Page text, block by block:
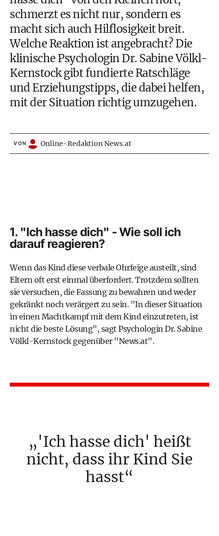
schmerzt es nicht nur, sondern es
macht sich auch Hilflosigkeit breit.
Welche Reaktion ist angebracht? Die
klinische Psychologin Dr. Sabine Völkl-
Kernstock gibtfundierte Ratschläge
und Erziehungstipps, die dabei helfen,
mit der Situation richtig umzugehen.
VON Online-Redaktion News.at
1. "Ich hasse dich" - Wie soll ich
darauf reagieren?
Wenn das Kind diese verbale Ohrfeige austeilt, sind
Eltern oft erst einmal überfordert. Trotzdem sollten
sie versuchen, die Fassung zu bewahren und weder
gekränkt noch verärgert zu sein. "In dieser Situation
in einen Machtkampf mit dem Kind einzutreten, ist
nicht die beste Lösung", sagt Psychologin Dr. Sabine
Völkl-Kernstock gegenüber "News.at".
'Ich hasse dich' heißt
nicht, dass ihr Kind Sie
hasst